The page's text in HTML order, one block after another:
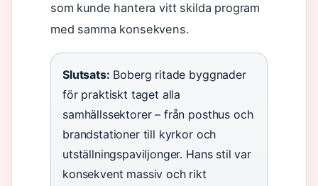
som kunde hantera vitt skilda program
med samma konsekvens.
Slutsats: Boberg ritade byggnader
för praktiskt taget alla
samhällssektorer – från posthus och
brandstationer till kyrkor och
utställningspaviljonger. Hans stil var
konsekvent massiv och rikt